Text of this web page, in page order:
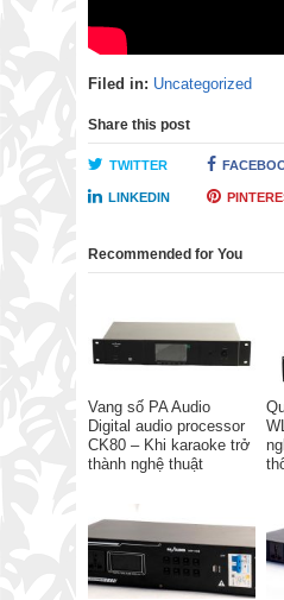
Filed in: Uncategorized
Share this post
TWITTER
LINKEDIN
Recommended for You
Vang số PA Audio
Digital audio processor
CK80 – Khi karaoke trở
thành nghệ thuật